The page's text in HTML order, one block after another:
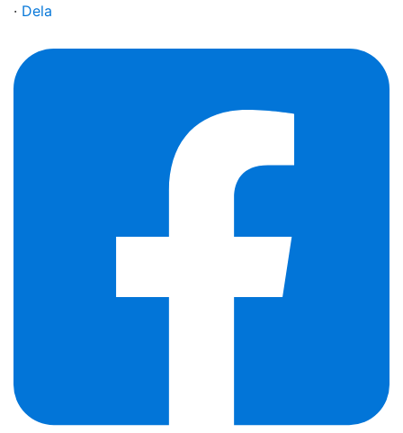
· Dela